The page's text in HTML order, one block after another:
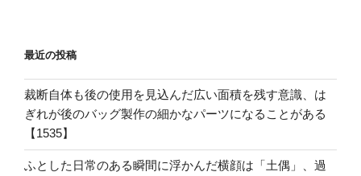
最近の投稿
裁断自体も後の使用を見込んだ広い面積を残す意識、は
ぎれが後のバッグ製作の細かなパーツになることがある
【1535】
ふとした日常のある瞬間に浮かんだ横顔は「土偶」、過